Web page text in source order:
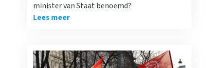
minister van Staat benoemd?
Lees meer